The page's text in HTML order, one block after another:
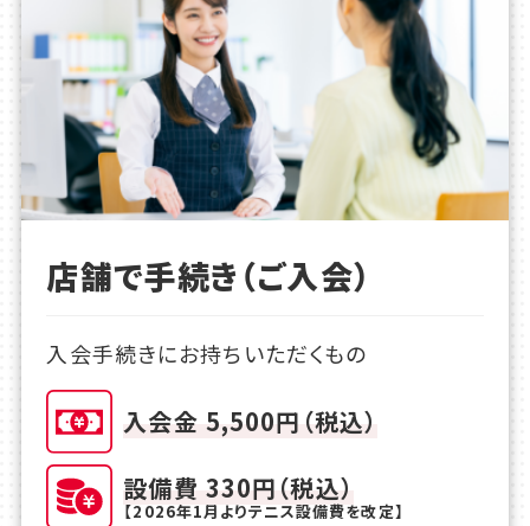
店舗で手続き（ご入会）
入会手続きにお持ちいただくもの
入会金 5,500円（税込）
設備費 330円（税込）
【2026年1月よりテニス設備費を改定】